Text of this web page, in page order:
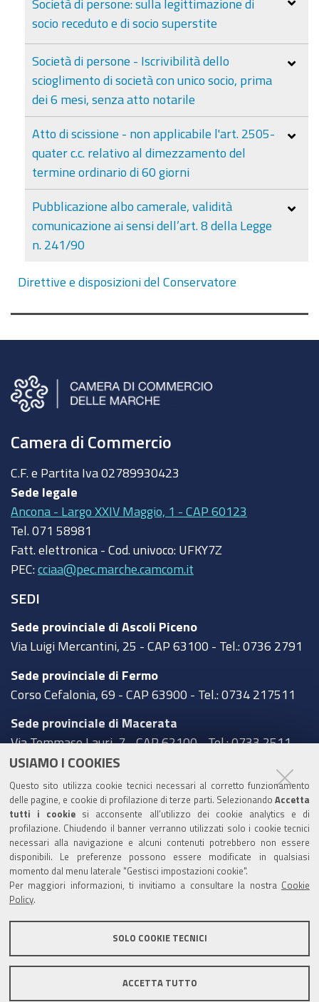
USIAMO I COOKIES
Questo sito utilizza cookie tecnici necessari al corretto funzionamento
delle pagine, e cookie di profilazione di terze parti. Selezionando Accetta
tutti i cookie si acconsente all’utilizzo dei cookie analytics e di
profilazione. Chiudendo il banner verranno utilizzati solo i cookie tecnici
necessari alla navigazione e alcuni contenuti potrebbero non essere
disponibili. Le preferenze possono essere modificate in qualsiasi
momento dal menu laterale "Gestisci impostazioni cookie".
Per maggiori informazioni, ti invitiamo a consultare la nostra Cookie
Policy
SOLO COOKIE TECNICI
ACCETTA TUTTO
Società di persone: sulla legittimazione di
socio receduto e di socio superstite
Società di persone - Iscrivibilità dello
scioglimento di società con unico socio, prima
dei 6 mesi, senza atto notarile
Atto di scissione - non applicabile l'art. 2505-
quater c.c. relativo al dimezzamento del
termine ordinario di 60 giorni
Pubblicazione albo camerale, validità
comunicazione ai sensi dell’art. 8 della Legge
n. 241/90
Direttive e disposizioni del Conservatore
Camera di Commercio
C.F. e Partita Iva 02789930423
Sede legale
Ancona - Largo XXIV Maggio, 1 - CAP 60123
Tel. 071 58981
Fatt. elettronica - Cod. univoco: UFKY7Z
PEC: cciaa@pec.marche.camcom.it
SEDI
Sede provinciale di Ascoli Piceno
Via Luigi Mercantini, 25 - CAP 63100 - Tel.: 0736 2791
Sede provinciale di Fermo
Corso Cefalonia, 69 - CAP 63900 - Tel.: 0734 217511
Sede provinciale di Macerata
Via Tommaso Lauri, 7 - CAP 62100 - Tel.: 0733 2511
Sede provinciale di Pesaro Urbino
Corso XI Settembre, 116 - CAP 61121 - Tel.: 0721
3571
TRASPARENZA
Amministrazione trasparente
Statistiche Web del sito (fonte Web Analytics Italia)
Contatti
Dichiarazione di accessibilità